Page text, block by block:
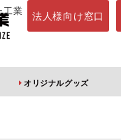
工業 法人様向け窓口
オリジナルグッズ